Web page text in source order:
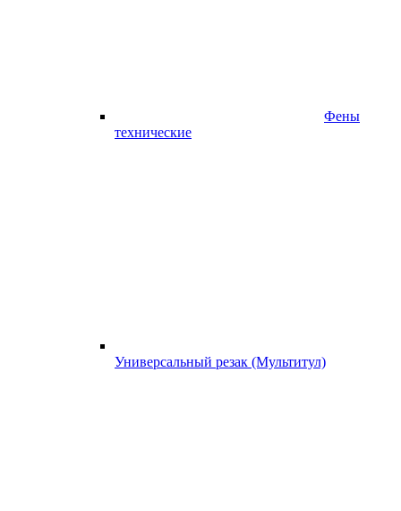
Фены
технические
Универсальный резак (Мультитул)